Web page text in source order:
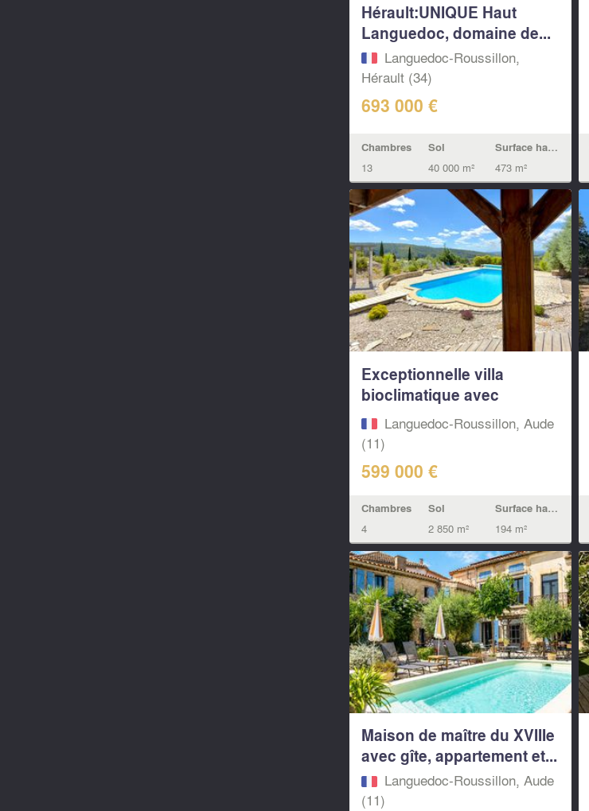
Hérault:UNIQUE Haut
Languedoc, domaine de...
Languedoc-Roussillon,
Hérault (34)
693 000 €
Chambres
13
Sol
40 000 m²
Surface habitable
473 m²
Exceptionnelle villa
bioclimatique avec
piscine...
Languedoc-Roussillon, Aude
(11)
599 000 €
Chambres
4
Sol
2 850 m²
Surface habitable
194 m²
Maison de maître du XVIIIe
avec gîte, appartement et...
Languedoc-Roussillon, Aude
(11)